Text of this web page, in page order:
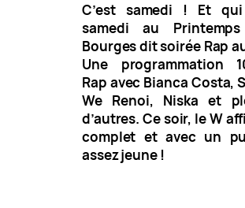
C’est samedi ! Et
samedi au
Bourges dit soirée Rap
Une programmation
Rap avec Bianca Costa,
We Renoi, Niska et
d’autres. Ce soir, le W
complet et avec un
assez jeune !